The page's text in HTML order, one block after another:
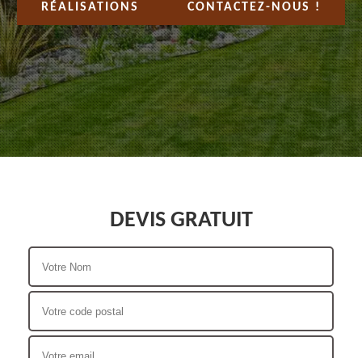
RÉALISATIONS CONTACTEZ-NOUS !
DEVIS GRATUIT